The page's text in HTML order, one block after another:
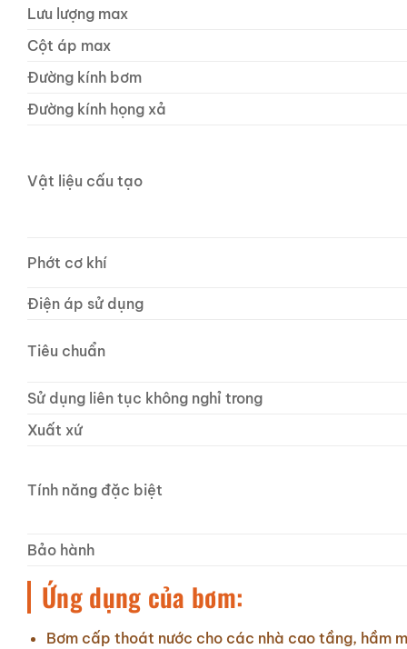
Lưu lượng max
Cột áp max
Đường kính bơm
Đường kính họng xả
Vật liệu cấu tạo
Phớt cơ khí
Điện áp sử dụng
Tiêu chuẩn
Sử dụng liên tục không nghỉ trong
Xuất xứ
Tính năng đặc biệt
Bảo hành
Ứng dụng của bơm:
Bơm cấp thoát nước cho các nhà cao tầng, hầm